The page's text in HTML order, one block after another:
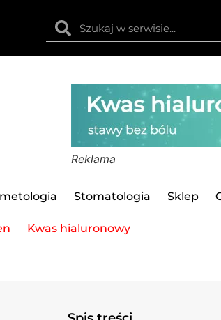
Reklama
Stomatologia Sklep
Kwas hialuronowy